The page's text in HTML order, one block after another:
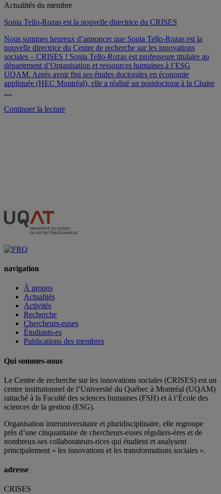
Actualités du membre
Sonia Tello-Rozas est la nouvelle directrice du CRISES
Nous sommes heureux d’annoncer que Sonia Tello-Rozas est la
nouvelle directrice du Centre de recherche sur les innovations
sociales – CRISES ! Sonia Tello-Rozas est professeure titulaire au
département d’Organisation et ressources humaines à l’ESG
UQAM. Après avoir fini ses études doctorales en économie
appliquée (HEC Montréal), elle a réalisé un postdoctorat à la Chaire
…
Continuer la lecturede
navigation
À propos
Actualités
Activités
Recherche
Chercheurs-euses
Étudiants-es
Publications des membres
Qui sommes-nous
Le Centre de recherche sur les innovations sociales (CRISES) est un
centre institutionnel de l’Université du Québec à Montréal (UQAM)
rattaché à la Faculté des sciences humaines (FSH) et à l’École des
sciences de la gestion (ESG).
Organisation interuniversitaire et pluridisciplinaire, elle regroupe
près d’une cinquantaine de chercheurs-euses réguliers-ères et de
nombreux-ses collaborateurs-rices qui étudient et analysent
principalement « les innovations et les transformations sociales ».
adresse
CRISES